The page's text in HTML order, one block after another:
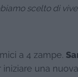
scelto di
a 4 zampe.
una